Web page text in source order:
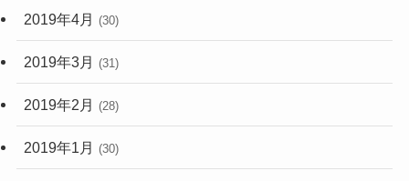
2019年4月 (30)
2019年3月 (31)
2019年2月 (28)
2019年1月 (30)